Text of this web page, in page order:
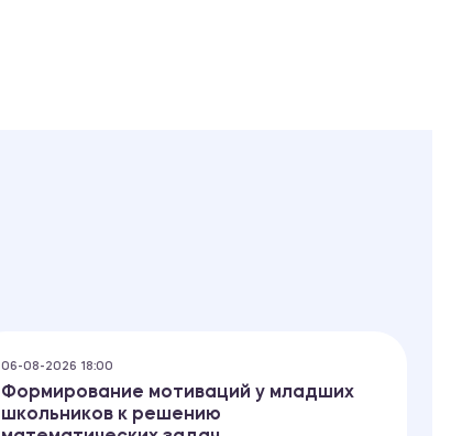
06-08-2026 18:00
Формирование мотиваций у младших
школьников к решению